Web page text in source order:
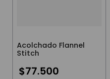
Acolchado Flannel
Stitch
$77.500